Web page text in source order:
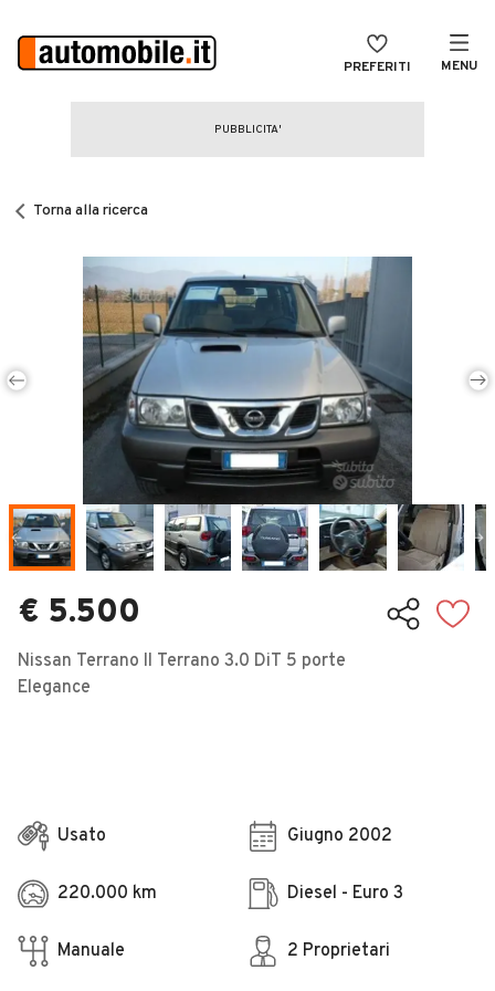
PREFERITI MENU
CERCA
Auto Nuove
Noleggio a lungo termine
Auto d'epoca
Veicoli Commerciali
Concessionari
Torna alla ricerca
€ 5.500
Nissan Terrano II Terrano 3.0 DiT 5 porte
Elegance
Usato Giugno 2002
220.000 km Diesel - Euro 3
Manuale 2 Proprietari